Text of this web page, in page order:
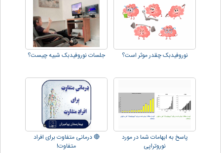
نوروفیدبک چقدر موثر است؟ جلسات نوروفیدبک شبیه چیست؟
پاسخ به ابهامات شما در مورد
نوروتراپی
🔴 درمانی متفاوت برای افراد
متفاوت!